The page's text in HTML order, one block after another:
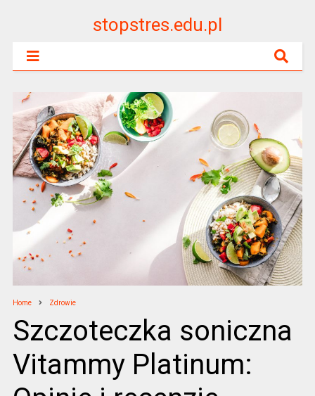
stopstres.edu.pl
Home Zdrowie
Szczoteczka soniczna
Vitammy Platinum: